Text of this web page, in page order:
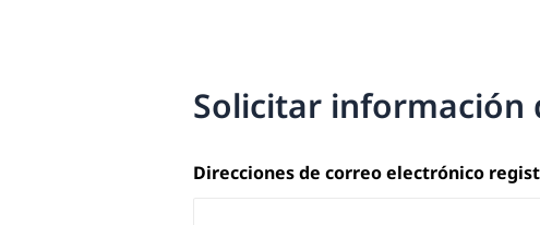
Solicitar información
Direcciones de correo electrónico